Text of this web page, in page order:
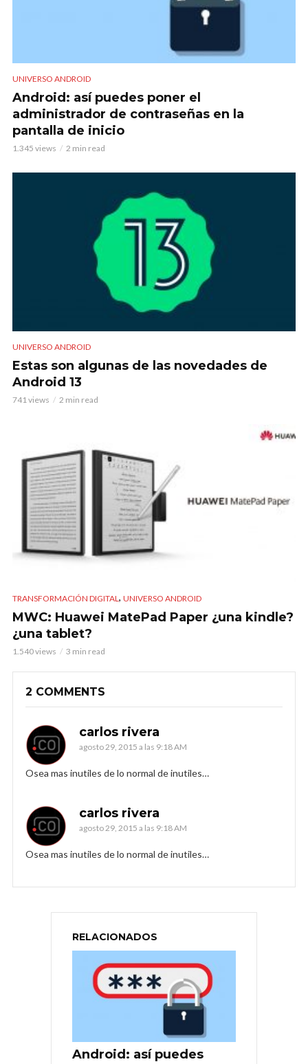
UNIVERSO ANDROID
Android: así puedes poner el
administrador de contraseñas en la
pantalla de inicio
1.345 views 2 min read
UNIVERSO ANDROID
Estas son algunas de las novedades de
Android 13
741 views 2 min read
TRANSFORMACIÓN DIGITAL , UNIVERSO ANDROID
MWC: Huawei MatePad Paper ¿una kindle?
¿una tablet?
1.540 views 3 min read
2 COMMENTS
carlos rivera
agosto 29, 2015 a las 9:18 AM
Osea mas inutiles de lo normal de inutiles…
carlos rivera
agosto 29, 2015 a las 9:18 AM
Osea mas inutiles de lo normal de inutiles…
RELACIONADOS
Android: así puedes